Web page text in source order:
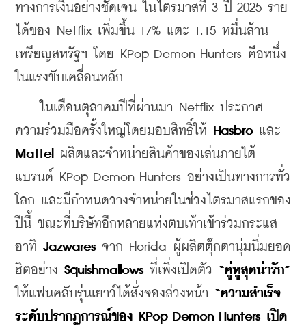
ทางการเงินอย่างชัดเจน ในไตรมาสที่ 3 ปี 2025 ราย
ได้ของ Netflix เพิ่มขึ้น 17% แตะ 1.15 หมื่นล้าน
เหรียญสหรัฐฯ โดย KPop Demon Hunters คือหนึ่ง
ในแรงขับเคลื่อนหลัก
ในเดือนตุลาคมปีที่ผ่านมา Netflix ประกาศ
ความร่วมมือครั้งใหญ่โดยมอบสิทธิ์ให้
Hasbro
Mattel
ผลิตและจำหน่ายสินค้าของเล่นภายใต้
แบรนด์ KPop Demon Hunters อย่างเป็นทางการทั่ว
โลก และมีกำหนดวางจำหน่ายในช่วงไตรมาสแรกของ
ปีนี้ ขณะที่บริษัทอีกหลายแห่งตบเท้าเข้าร่วมกระแส
อาทิ Jazwares จาก Florida ผู้ผลิตตุ๊กตานุ่มนิ่มยอด
ฮิตอย่าง Squishmallows ที่เพิ่งเปิดตัว “คู่หูสุดน่ารัก”
ให้แฟนคลับรุ่นเยาว์ได้สั่งจองล่วงหน้า “ความสำเร็จ
ระดับปรากฏการณ์ของ KPop Demon Hunters เปิด